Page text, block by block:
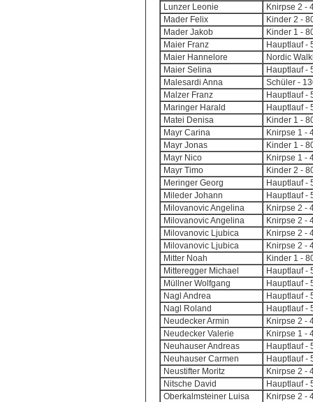
Lunzer Leonie
Knirpse 2 -
Mader Felix
Kinder 2 -
Mader Jakob
Kinder 1 -
Maier Franz
Hauptlauf -
Maier Hannelore
Nordic
Maier Selina
Hauptlauf -
Malesardi Anna
Schüler -
Malzer Franz
Hauptlauf -
Maringer Harald
Hauptlauf -
Matei Denisa
Kinder 1 -
Mayr Carina
Knirpse 1 -
Mayr Jonas
Kinder 1 -
Mayr Nico
Knirpse 1 -
Mayr Timo
Kinder 2 -
Meringer Georg
Hauptlauf -
Mileder Johann
Hauptlauf -
Milovanovic Angelina
Knirpse 2 -
Milovanovic Angelina
Knirpse 2 -
Milovanovic Ljubica
Knirpse 2 -
Milovanovic Ljubica
Knirpse 2 -
Mitter Noah
Kinder 1 -
Mitteregger Michael
Hauptlauf -
Müllner Wolfgang
Hauptlauf -
Nagl Andrea
Hauptlauf -
Nagl Roland
Hauptlauf -
Neudecker Armin
Knirpse 2 -
Neudecker Valerie
Knirpse 1 -
Neuhauser Andreas
Hauptlauf -
Neuhauser Carmen
Hauptlauf -
Neustifter Moritz
Knirpse 2 -
Nitsche David
Hauptlauf -
Oberkalmsteiner Luisa
Knirpse 2 -